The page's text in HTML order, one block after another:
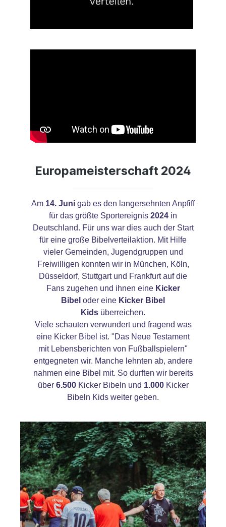
Europameisterschaft 2024
Am 14. Juni gab es den langersehnten Anpfiff
für das größte Sportereignis 2024 in
Deutschland. Für uns war dies auch der Start
für eine große Bibelverteilaktion. Mit Hilfe
vieler Gemeinden, Jugendgruppen und
Freiwilligen konnten wir in München, Köln,
Düsseldorf, Stuttgart und Frankfurt auf die
Fans zugehen und ihnen eine Kicker
Bibel oder eine Kicker Bibel
Kids überreichen.
Viele schauten verwundert und fragend was
eine Kicker Bibel ist. "Das Neue Testament
mit Lebensberichten von Fußballspielern"
entgegneten wir. Manche lehnten ab, andere
nahmen eine Bibel mit. So durften wir bereits
über 6.500 Kicker Bibeln und 1.000 Kicker
Bibeln Kids weiter geben.